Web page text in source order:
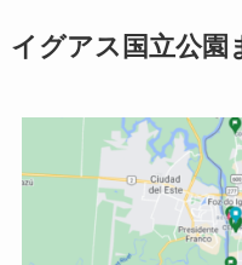
イグアス国立公園